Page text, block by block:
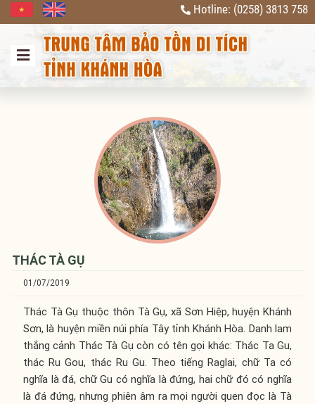
Hotline: (0258) 3813 758
Previous Next
THÁC TÀ GỤ
01/07/2019
Thác Tà Gụ thuộc thôn Tà Gụ, xã Sơn Hiệp, huyện Khánh
Sơn, là huyện miền núi phía Tây tỉnh Khánh Hòa. Danh lam
thắng cảnh Thác Tà Gụ còn có tên gọi khác: Thác Ta Gu,
thác Ru Gou, thác Ru Gu. Theo tiếng Raglai, chữ Ta có
nghĩa là đá, chữ Gu có nghĩa là đứng, hai chữ đó có nghĩa
là đá đứng, nhưng phiên âm ra mọi người quen đọc là Tà